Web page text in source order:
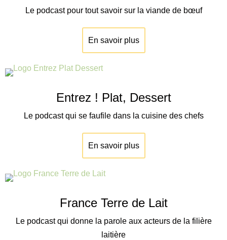
Le podcast pour tout savoir sur la viande de bœuf
En savoir plus
Entrez ! Plat, Dessert
Le podcast qui se faufile dans la cuisine des chefs
En savoir plus
France Terre de Lait
Le podcast qui donne la parole aux acteurs de la filière
laitière